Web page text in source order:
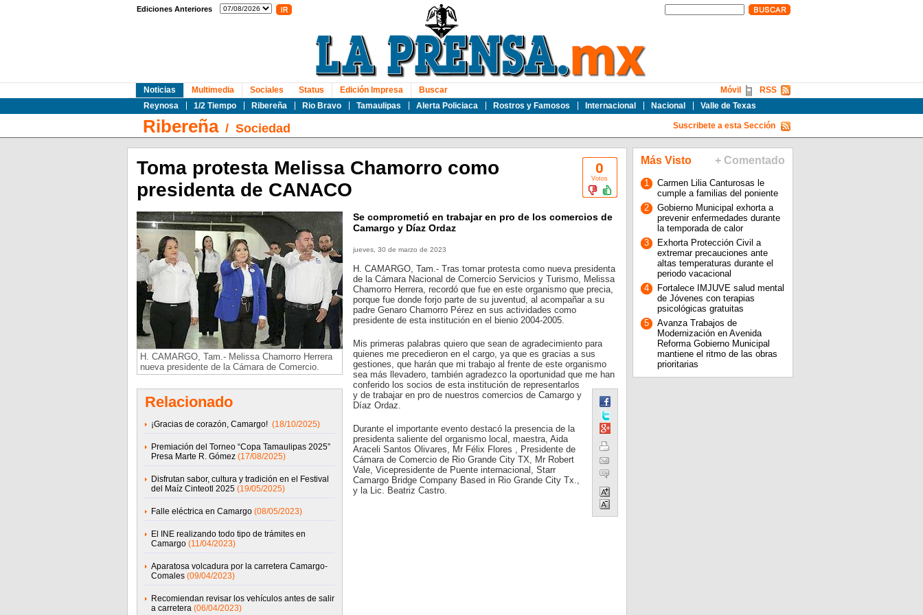
Ediciones Anteriores
Noticias
Reynosa
1/2 Tiempo Ribereña Rio Bravo Tamaulipas Alerta Policiaca Rostros y Famosos Internacional Nacional Valle de Texas
Multimedia Sociales Status Edición Impresa Buscar RSS
Móvil
Ribereña/ Sociedad Suscribete a esta Sección
0
Votos
Toma protesta Melissa Chamorro como
presidenta de CANACO
H. CAMARGO, Tam.- Melissa Chamorro Herrera
nueva presidente de la Cámara de Comercio.
Relacionado
¡Gracias de corazón, Camargo! (18/10/2025)
Premiación del Torneo “Copa Tamaulipas 2025”
Presa Marte R. Gómez (17/08/2025)
Disfrutan sabor, cultura y tradición en el Festival
del Maíz Cinteotl 2025 (19/05/2025)
Falle eléctrica en Camargo (08/05/2023)
El INE realizando todo tipo de trámites en
Camargo (11/04/2023)
Aparatosa volcadura por la carretera Camargo-
Comales (09/04/2023)
Recomiendan revisar los vehículos antes de salir
a carretera (06/04/2023)
Se comprometió en trabajar en pro de los comercios de
Camargo y Díaz Ordaz
jueves, 30 de marzo de 2023
H. CAMARGO, Tam.- Tras tomar protesta como nueva presidenta
de la Cámara Nacional de Comercio Servicios y Turismo, Melissa
Chamorro Herrera, recordó que fue en este organismo que precia,
porque fue donde forjo parte de su juventud, al acompañar a su
padre Genaro Chamorro Pérez en sus actividades como
presidente de esta institución en el bienio 2004-2005.
Mis primeras palabras quiero que sean de agradecimiento para
quienes me precedieron en el cargo, ya que es gracias a sus
gestiones, que harán que mi trabajo al frente de este organismo
sea más llevadero, también agradezco la oportunidad que me han
conferido los socios de esta institución de representarlos
y de trabajar en pro de nuestros comercios de Camargo y
Díaz Ordaz.
Durante el importante evento destacó la presencia de la
presidenta saliente del organismo local, maestra, Aida
Araceli Santos Olivares, Mr Félix Flores , Presidente de
Cámara de Comercio de Rio Grande City TX, Mr Robert
Vale, Vicepresidente de Puente internacional, Starr
Camargo Bridge Company Based in Rio Grande City Tx.,
y la Lic. Beatriz Castro.
Más Visto + Comentado
1
Carmen Lilia Canturosas le
cumple a familias del poniente
2
Gobierno Municipal exhorta a
prevenir enfermedades durante
la temporada de calor
3
Exhorta Protección Civil a
extremar precauciones ante
altas temperaturas durante el
periodo vacacional
4
Fortalece IMJUVE salud mental
de Jóvenes con terapias
psicológicas gratuitas
5
Avanza Trabajos de
Modernización en Avenida
Reforma Gobierno Municipal
mantiene el ritmo de las obras
prioritarias